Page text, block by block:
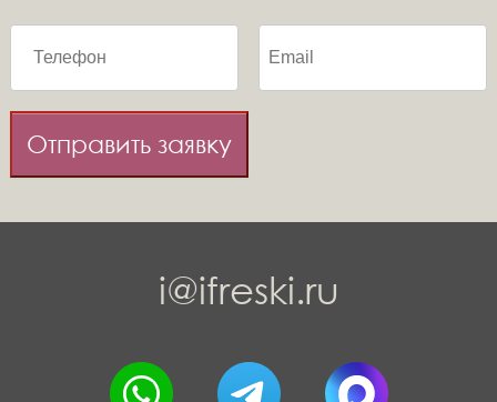
Отправить заявку
i@ifreski.ru